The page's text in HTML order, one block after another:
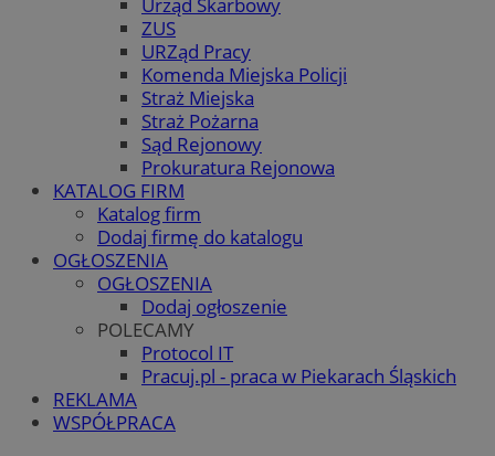
ZUS
URZąd Pracy
Komenda Miejska Policji
Straż Miejska
Straż Pożarna
Sąd Rejonowy
Prokuratura Rejonowa
KATALOG FIRM
Katalog firm
Dodaj firmę do katalogu
OGŁOSZENIA
OGŁOSZENIA
Dodaj ogłoszenie
POLECAMY
Protocol IT
Pracuj.pl - praca w Piekarach Śląskich
REKLAMA
WSPÓŁPRACA